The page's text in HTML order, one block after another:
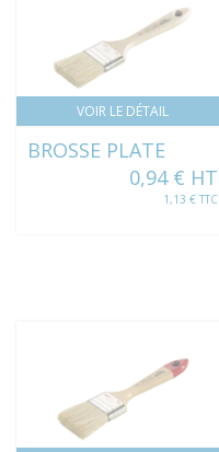
VOIR LE DÉTAIL
BROSSE PLATE
0,94 € HT
1,13 € TTC